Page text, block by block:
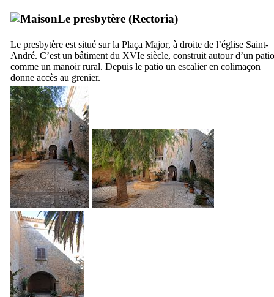
Le presbytère (Rectoria)
Le presbytère est situé sur la Plaça Major, à droite de l’église Saint-
André. C’est un bâtiment du XVIe siècle, construit autour d’un patio
comme un manoir rural. Depuis le patio un escalier en colimaçon
donne accès au grenier.